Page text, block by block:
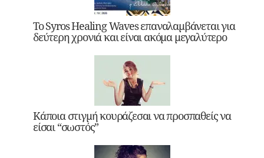
Το Syros Healing Waves επαναλαμβάνεται για
δεύτερη χρονιά και είναι ακόμα μεγαλύτερο
Κάποια στιγμή κουράζεσαι να προσπαθείς να
είσαι “σωστός”